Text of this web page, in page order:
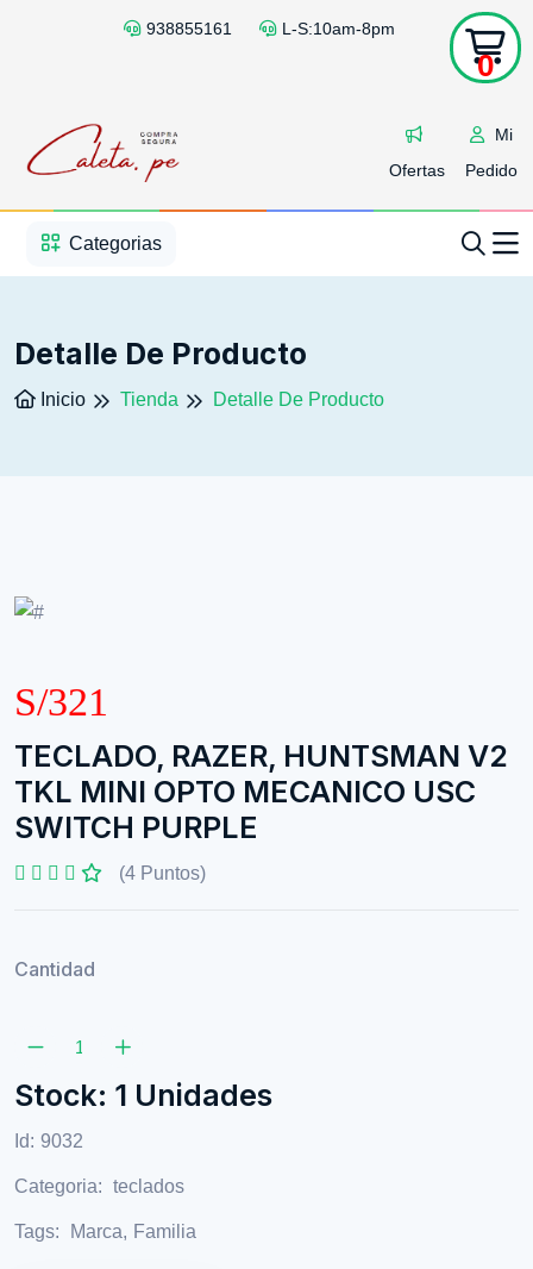
938855161 L-S:10am-8pm
Ofertas
Mi
Pedido
0
Categorias
Detalle De Producto
Inicio Tienda Detalle De Producto
S/321
TECLADO, RAZER, HUNTSMAN V2
TKL MINI OPTO MECANICO USC
SWITCH PURPLE
(4 Puntos)
Cantidad
Stock: 1 Unidades
Id: 9032
Categoria: teclados
Tags: Marca, Familia